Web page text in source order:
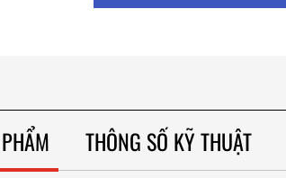
THÔNG SỐ KỸ THUẬT